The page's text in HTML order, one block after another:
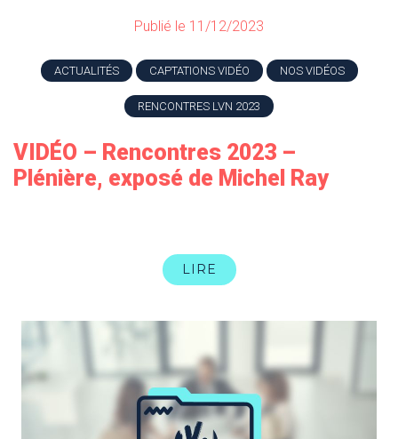
Publié le 11/12/2023
ACTUALITÉS CAPTATIONS VIDÉO NOS VIDÉOS
RENCONTRES LVN 2023
VIDÉO – Rencontres 2023 –
Plénière, exposé de Michel Ray
LIRE